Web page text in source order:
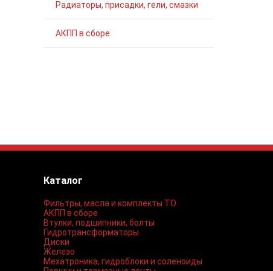
Радиаторы, присадки, гели, смазки
АКПП в сборе
Каталог
Фильтры, масла и комплекты ТО
АКПП в сборе
Втулки, подшипники, болты
Гидротрансформаторы
Диски
Железо
Мехатроника, гидроблоки и соленоиды